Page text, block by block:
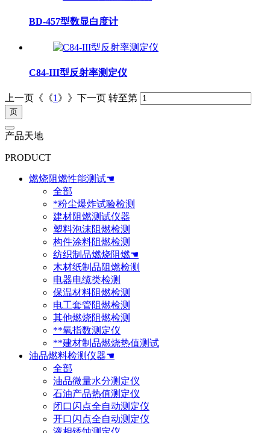
BD-457型数显白度计
C84-III型反射率测定仪
上一页《《1 》》下一页 转至第
产品天地
PRODUCT
燃烧阻燃性能测试☚
全部
*粉尘爆炸试验检测
建材阻燃测试仪器
塑料泡沫阻燃检测
构件涂料阻燃检测
纺织制品燃烧阻燃☚
木材纸制品阻燃检测
电器电缆类检测
保温材料阻燃检测
电工套管阻燃检测
其他燃烧阻燃检测
**氧指数测定仪
**建材制品燃烧热值测试
油品燃料检测仪器☚
全部
油品微量水分测定仪
石油产品热值测定仪
闭口闪点全自动测定仪
开口闪点全自动测定仪